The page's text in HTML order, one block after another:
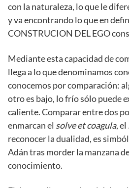
con la naturaleza, lo que le
y va encontrando lo que en
CONSTRUCION DEL EGO
Mediante esta capacidad de
llega a lo que denominamos
conocemos por comparación:
otro es bajo, lo frío sólo puede
caliente. Comparar entre dos
enmarcan el solve et coagula, el
reconocer la dualidad, es
Adán tras morder la manzana
conocimiento.